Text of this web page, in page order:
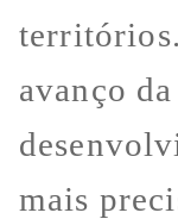
avanço
mais